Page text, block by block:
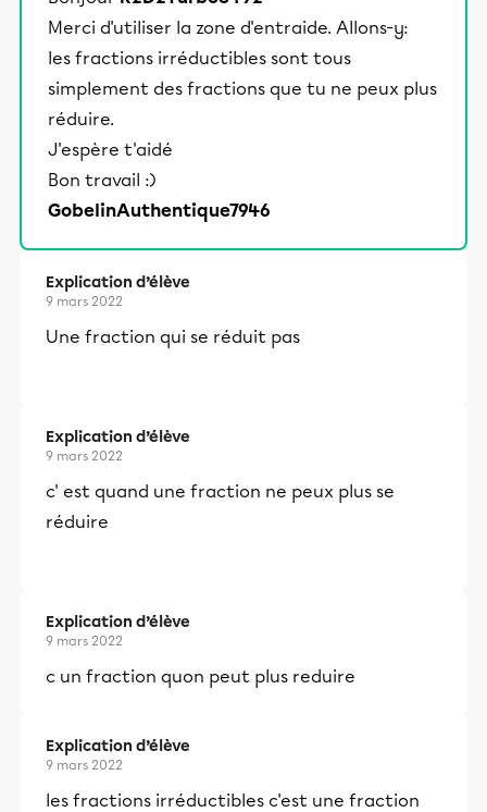
Merci d'utiliser la zone d'entraide. Allons-y:
les fractions irréductibles sont tous
simplement des fractions que tu ne peux plus
réduire.
J'espère t'aidé
Bon travail :)
GobelinAuthentique7946
Explication d’élève
9 mars 2022
Une fraction qui se réduit pas
Explication d’élève
9 mars 2022
c' est quand une fraction ne peux plus se
réduire
Explication d’élève
9 mars 2022
c un fraction quon peut plus reduire
Explication d’élève
9 mars 2022
les fractions irréductibles c'est une fraction